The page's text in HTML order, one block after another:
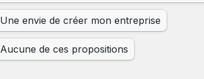
Une envie de créer mon entreprise
Aucune de ces propositions